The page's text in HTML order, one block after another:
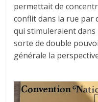
permettait de
conflit dans la rue par
qui stimuleraient dans
sorte de double
générale la